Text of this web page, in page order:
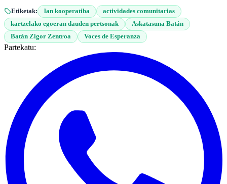
Etiketak: lan kooperatiba
actividades comunitarias
kartzelako egoeran dauden pertsonak
Askatasuna Batán
Batán Zigor Zentroa
Voces de Esperanza
Partekatu: